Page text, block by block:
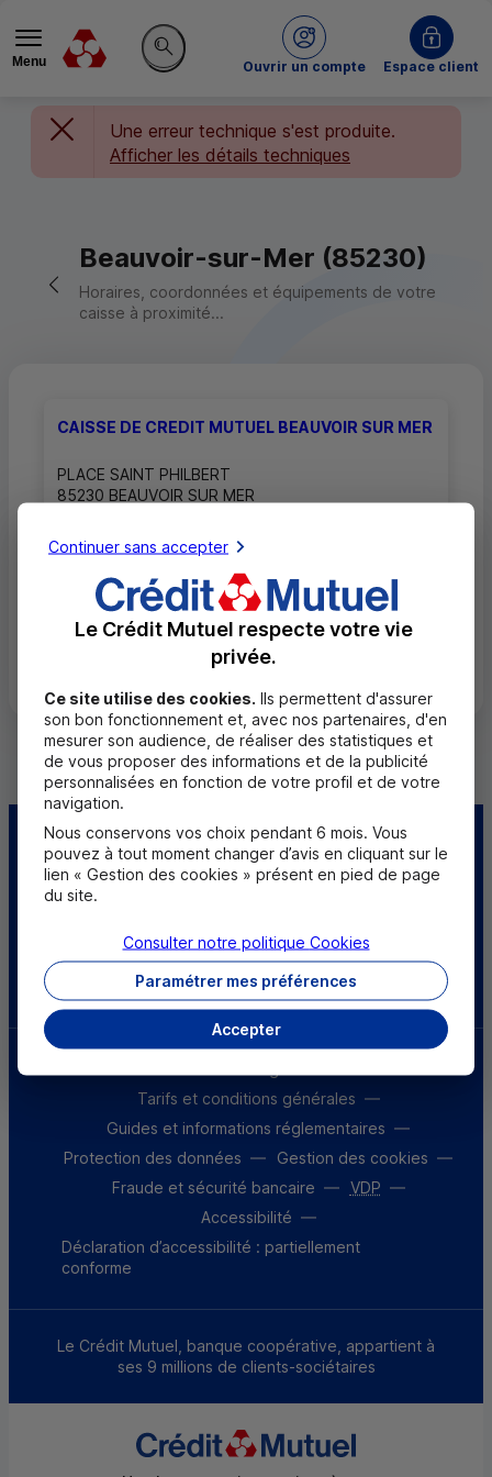
Menu
Rechercher sur le site
Ouvrir un compte
du Crédit MutuelEspace client
Une erreur technique s'est produite.
Afficher les détails techniques
Retour vers la page précédente
Beauvoir-sur-Mer (85230)
Horaires, coordonnées et équipements de votre
caisse à proximité...
CAISSE DE CREDIT MUTUEL BEAUVOIR SUR MER
PLACE SAINT PHILBERT
85230 BEAUVOIR SUR MER
Fermé, ouvre vendredi à 9h30
Toutes les localités
Centre d'aide Trouver une caisse
Trouver un point
Télécharger l'application
Tarifs et conditions générales
Guides et informations réglementaires
Protection des données
Gestion des cookies
Fraude et sécurité bancaire
VDP
Accessibilité
Déclaration d’accessibilité : partiellement
conforme
Le Crédit Mutuel, banque coopérative, appartient à
ses 9 millions de clients-sociétaires
Continuer sans accepter
Le Crédit Mutuel respecte votre vie
privée.
Ce site utilise des cookies. Ils permettent d'assurer
son bon fonctionnement et, avec nos partenaires, d'en
mesurer son audience, de réaliser des statistiques et
de vous proposer des informations et de la publicité
personnalisées en fonction de votre profil et de votre
navigation.
Nous conservons vos choix pendant 6 mois. Vous
pouvez à tout moment changer d’avis en cliquant sur le
lien « Gestion des cookies » présent en pied de page
du site.
Accepter
Paramétrer mes préférences
Consulter notre politique Cookies